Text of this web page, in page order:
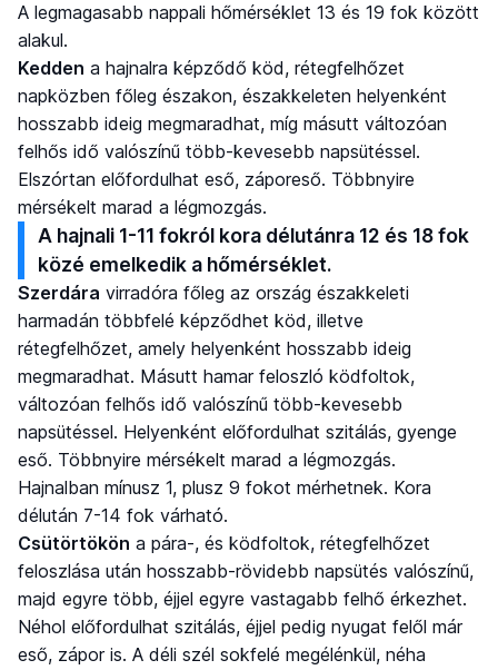
A legmagasabb nappali hőmérséklet 13 és 19 fok között
alakul.
Kedden a hajnalra képződő köd, rétegfelhőzet
napközben főleg északon, északkeleten helyenként
hosszabb ideig megmaradhat, míg másutt változóan
felhős idő valószínű több-kevesebb napsütéssel.
Elszórtan előfordulhat eső, záporeső. Többnyire
mérsékelt marad a légmozgás.
A hajnali 1-11 fokról kora délutánra 12 és 18 fok
közé emelkedik a hőmérséklet.
Szerdára virradóra főleg az ország északkeleti
harmadán többfelé képződhet köd, illetve
rétegfelhőzet, amely helyenként hosszabb ideig
megmaradhat. Másutt hamar feloszló ködfoltok,
változóan felhős idő valószínű több-kevesebb
napsütéssel. Helyenként előfordulhat szitálás, gyenge
eső. Többnyire mérsékelt marad a légmozgás.
Hajnalban mínusz 1, plusz 9 fokot mérhetnek. Kora
délután 7-14 fok várható.
Csütörtökön a pára-, és ködfoltok, rétegfelhőzet
feloszlása után hosszabb-rövidebb napsütés valószínű,
majd egyre több, éjjel egyre vastagabb felhő érkezhet.
Néhol előfordulhat szitálás, éjjel pedig nyugat felől már
eső, zápor is. A déli szél sokfelé megélénkül, néha